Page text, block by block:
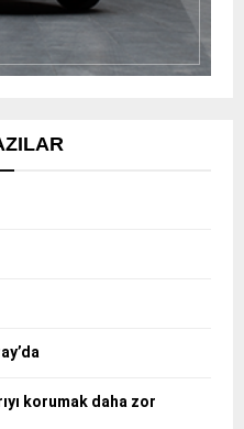
korumak daha zor